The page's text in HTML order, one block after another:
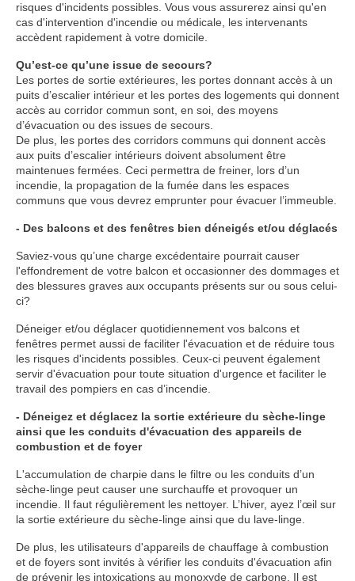
risques d'incidents possibles. Vous vous assurerez ainsi qu'en
cas d'intervention d'incendie ou médicale, les intervenants
accèdent rapidement à votre domicile.
Qu’est-ce qu’une issue de secours?
Les portes de sortie extérieures, les portes donnant accès à un
puits d’escalier intérieur et les portes des logements qui donnent
accès au corridor commun sont, en soi, des moyens
d’évacuation ou des issues de secours.
De plus, les portes des corridors communs qui donnent accès
aux puits d’escalier intérieurs doivent absolument être
maintenues fermées. Ceci permettra de freiner, lors d’un
incendie, la propagation de la fumée dans les espaces
communs que vous devrez emprunter pour évacuer l’immeuble.
- Des balcons et des fenêtres bien déneigés et/ou déglacés
Saviez-vous qu’une charge excédentaire pourrait causer
l'effondrement de votre balcon et occasionner des dommages et
des blessures graves aux occupants présents sur ou sous celui-
ci?
Déneiger et/ou déglacer quotidiennement vos balcons et
fenêtres permet aussi de faciliter l'évacuation et de réduire tous
les risques d'incidents possibles. Ceux-ci peuvent également
servir d'évacuation pour toute situation d'urgence et faciliter le
travail des pompiers en cas d’incendie.
- Déneigez et déglacez la sortie extérieure du sèche-linge
ainsi que les conduits d'évacuation des appareils de
combustion et de foyer
L'accumulation de charpie dans le filtre ou les conduits d’un
sèche-linge peut causer une surchauffe et provoquer un
incendie. Il faut régulièrement les nettoyer. L’hiver, ayez l’œil sur
la sortie extérieure du sèche-linge ainsi que du lave-linge.
De plus, les utilisateurs d'appareils de chauffage à combustion
et de foyers sont invités à vérifier les conduits d'évacuation afin
de prévenir les intoxications au monoxyde de carbone. Il est